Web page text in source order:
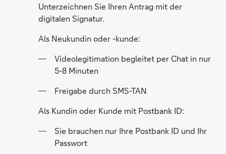
Unterzeichnen Sie Ihren Antrag mit der
digitalen Signatur.
Als Neukundin oder -kunde:
Videolegitimation begleitet per Chat in nur
5-8 Minuten
Freigabe durch SMS-TAN
Als Kundin oder Kunde mit Postbank ID:
Sie brauchen nur Ihre Postbank ID und Ihr
Passwort